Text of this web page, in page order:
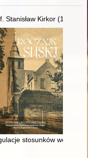
Stanisław Kirkor (1905-
na rzecz bibliotek
stosunków wodnych